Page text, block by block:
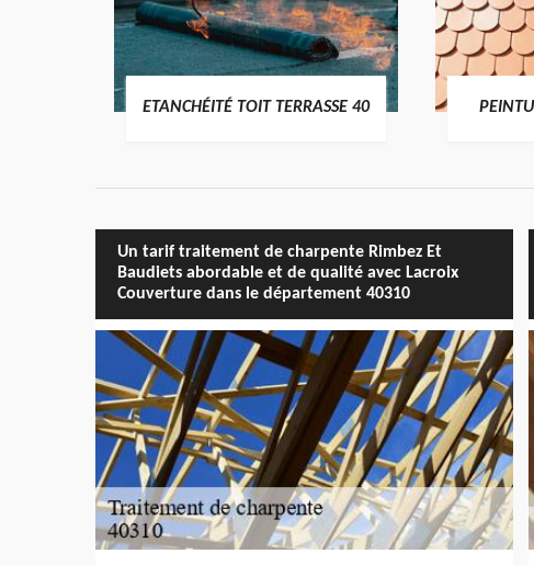
ETANCHÉITÉ TOIT TERRASSE 40
Un tarif traitement de charpente Rimbez Et
Baudiets abordable et de qualité avec Lacroix
Couverture dans le département 40310